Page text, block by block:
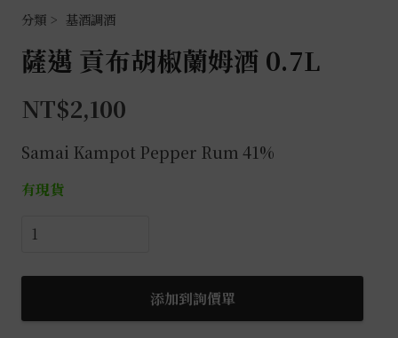
基酒調酒
薩邁 貢布胡椒蘭姆酒 0.7L
NT$2,100
Samai Kampot Pepper Rum 41%
有現貨
薩
貢
胡
添加到詢價單